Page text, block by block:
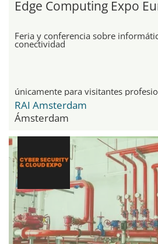
Edge Computing Expo
Feria y conferencia sobre
conectividad
únicamente para visitantes
RAI Amsterdam
Ámsterdam